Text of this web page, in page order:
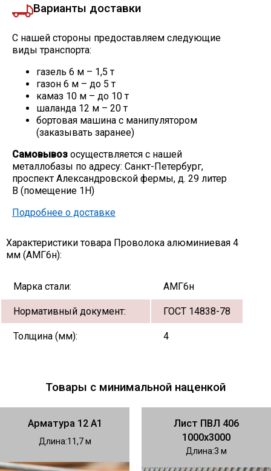
Проволока
Скобо-гибочные изделия
Остальное
Нержавейка
Алюминиевый прокат
Варианты доставки
С нашей стороны предоставляем следующие
виды транспорта:
газель 6 м – 1,5 т
газон 6 м – до 5 т
камаз 10 м – до 10 т
шаланда 12 м – 20 т
бортовая машина с манипулятором
(заказывать заранее)
Самовывоз осуществляется с нашей
металлобазы по адресу: Санкт-Петербург,
проспект Александровской фермы, д. 29 литер
В (помещение 1Н)
Подробнее о доставке
Характеристики товара Проволока алюминиевая 4
мм (АМГ6н):
Марка стали: АМГ6н
Нормативный документ: ГОСТ 14838-78
Толщина (мм): 4
Товары с минимальной наценкой
Арматура 12 А1
Длина 11,7
Лист ПВЛ 406
1000х3000
Длина 3